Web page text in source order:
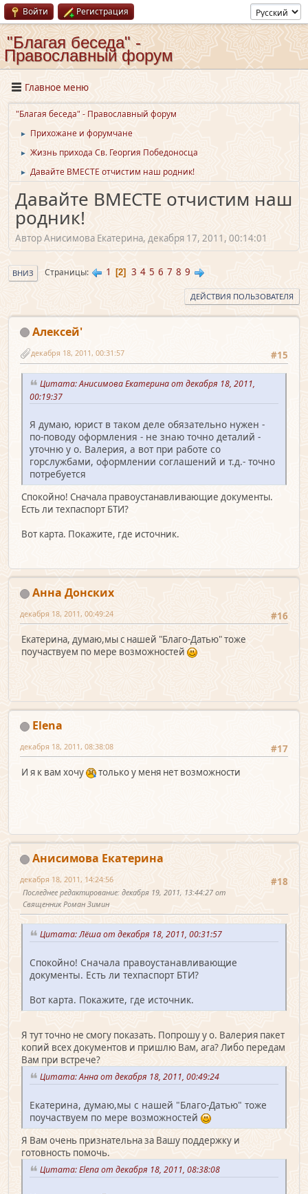
Войти Регистрация
"Благая беседа" -
Православный форум
Главное меню
"Благая беседа" - Православный форум
► Прихожане и форумчане
► Жизнь прихода Св. Георгия Победоносца
► Давайте ВМЕСТЕ отчистим наш родник!
Давайте ВМЕСТЕ отчистим наш
родник!
Автор Анисимова Екатерина, декабря 17, 2011, 00:14:01
ВНИЗ Страницы 1 2 3 4 5 6 7 8 9
ДЕЙСТВИЯ ПОЛЬЗОВАТЕЛЯ
Алексей'
#15
декабря 18, 2011, 00:31:57
Цитата: Анисимова Екатерина от декабря 18, 2011,
00:19:37
Я думаю, юрист в таком деле обязательно нужен -
по-поводу оформления - не знаю точно деталий -
уточню у о. Валерия, а вот при работе со
горслужбами, оформлении соглашений и т.д.- точно
потребуется
Спокойно! Сначала правоустанавливающие документы.
Есть ли техпаспорт БТИ?
Вот карта. Покажите, где источник.
Анна Донских
#16
декабря 18, 2011, 00:49:24
Екатерина, думаю,мы с нашей "Благо-Датью" тоже
поучаствуем по мере возможностей
Elena
#17
декабря 18, 2011, 08:38:08
И я к вам хочу только у меня нет возможности
Анисимова Екатерина
#18
декабря 18, 2011, 14:24:56
Последнее редактирование: декабря 19, 2011, 13:44:27 от
Священник Роман Зимин
Цитата: Лёша от декабря 18, 2011, 00:31:57
Спокойно! Сначала правоустанавливающие
документы. Есть ли техпаспорт БТИ?
Вот карта. Покажите, где источник.
Я тут точно не смогу показать. Попрошу у о. Валерия пакет
копий всех документов и пришлю Вам, ага? Либо передам
Вам при встрече?
Цитата: Анна от декабря 18, 2011, 00:49:24
Екатерина, думаю,мы с нашей "Благо-Датью" тоже
поучаствуем по мере возможностей
Я Вам очень признательна за Вашу поддержку и
готовность помочь.
Цитата: Elena от декабря 18, 2011, 08:38:08